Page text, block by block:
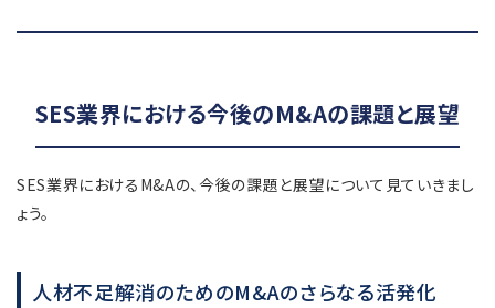
SES業界における今後のM&Aの課題と展望
SES業界におけるM&Aの、今後の課題と展望について見ていきまし
ょう。
人材不足解消のためのM&Aのさらなる活発化